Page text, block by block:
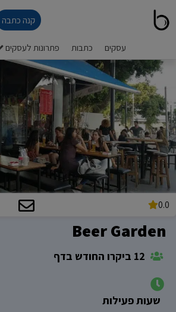
קנה כתבה
עסקים כתבות פתרונות לעסקים
0.0
Beer Garden
שעות פעילות